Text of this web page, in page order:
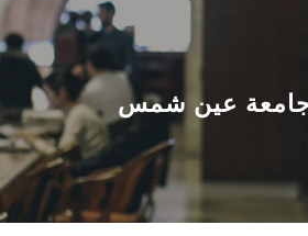
عن الجامعة
القطاعـات
الشئون الأكاديمية
البحث العلمي
جامعة عين شمس